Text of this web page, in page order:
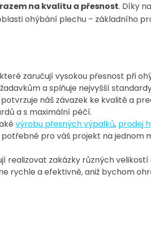
na kvalitu a přesnost. Díky
ohýbání plechu – základního
zaručují vysokou přesnost při
a splňuje nejvyšší
náš závazek ke kvalitě a
a s maximální péčí.
výrobu přesných výpalků, prodej
potřebné pro váš projekt na jednom
realizovat zakázky různých
rychle a efektivně, aniž bychom